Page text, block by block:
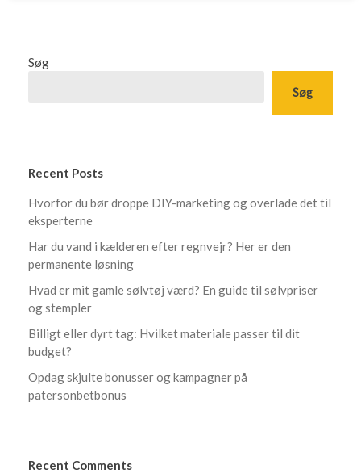
Søg
Søg
Recent Posts
Hvorfor du bør droppe DIY-marketing og overlade det til
eksperterne
Har du vand i kælderen efter regnvejr? Her er den
permanente løsning
Hvad er mit gamle sølvtøj værd? En guide til sølvpriser
og stempler
Billigt eller dyrt tag: Hvilket materiale passer til dit
budget?
Opdag skjulte bonusser og kampagner på
patersonbetbonus
Recent Comments